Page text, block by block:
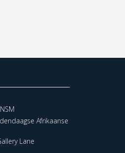
Afrikaanse
Lane